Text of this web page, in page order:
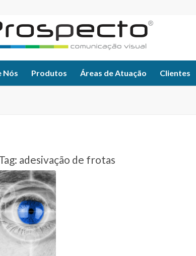
Nós Produtos Áreas de Atuação Clientes
adesivação de frotas